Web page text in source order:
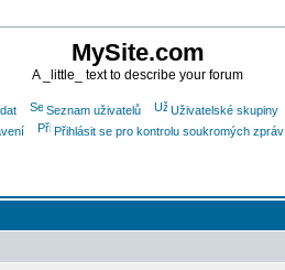
MySite.com
A _little_ text to describe your forum
Seznam uživatelů Uživatelské skupiny
Přihlásit se pro kontrolu soukromých zpráv